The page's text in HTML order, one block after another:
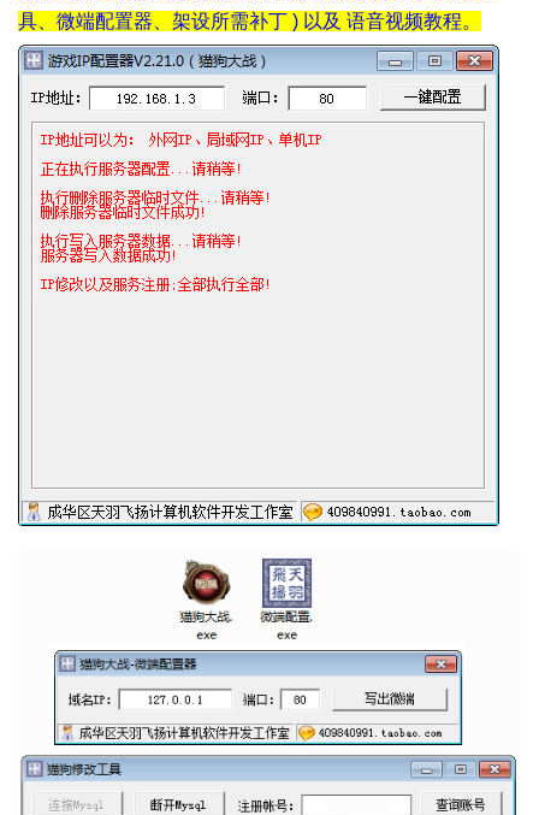
具、微端配置器、架设所需补丁 ) 以及 语音视频教程。